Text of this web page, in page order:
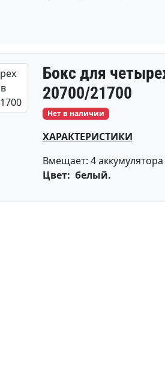
Бокс для
20700/21700
Нет в наличии
ХАРАКТЕРИСТИКИ
Вмещает: 4
Цвет: белый.